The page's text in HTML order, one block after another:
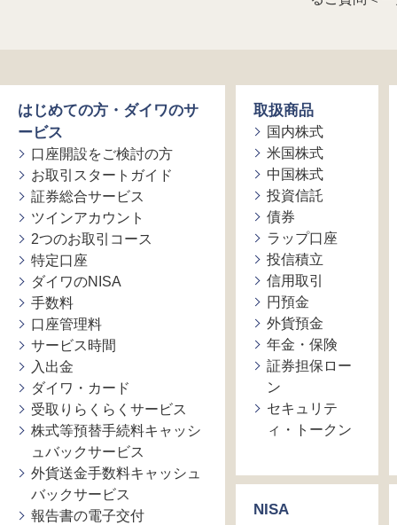
はじめての方・ダイワのサ
ービス
口座開設をご検討の方
お取引スタートガイド
証券総合サービス
ツインアカウント
2つのお取引コース
特定口座
ダイワのNISA
手数料
口座管理料
サービス時間
入出金
ダイワ・カード
受取りらくらくサービス
株式等預替手続料キャッシ
ュバックサービス
外貨送金手数料キャッシュ
バックサービス
報告書の電子交付
取扱商品
国内株式
米国株式
中国株式
投資信託
債券
ラップ口座
投信積立
信用取引
円預金
外貨預金
年金・保険
証券担保ロー
ン
セキュリテ
ィ・トークン
NISA